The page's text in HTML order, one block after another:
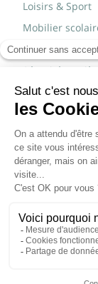
Loisirs & Sport
Mobilier
Mobilier urbain
Sécurité
Tables pliantes
Tables pliantes
Tables rondes
Marques
JAD Groupe